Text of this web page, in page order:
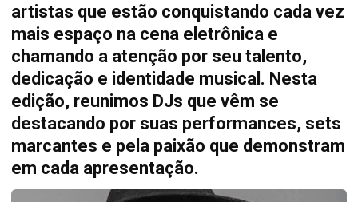
artistas que estão conquistando cada vez
mais espaço na cena eletrônica e
chamando a atenção por seu talento,
dedicação e identidade musical. Nesta
edição, reunimos DJs que vêm se
destacando por suas performances, sets
marcantes e pela paixão que demonstram
em cada apresentação.